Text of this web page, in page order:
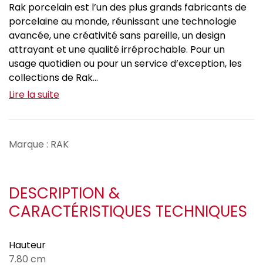
Rak porcelain est l’un des plus grands fabricants de
porcelaine au monde, réunissant une technologie
avancée, une créativité sans pareille, un design
attrayant et une qualité irréprochable. Pour un
usage quotidien ou pour un service d’exception, les
collections de Rak...
Lire la suite
Marque : RAK
DESCRIPTION &
CARACTÉRISTIQUES TECHNIQUES
Hauteur
7.80 cm